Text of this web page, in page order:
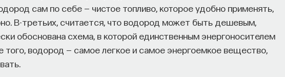
сам по себе — чистое топливо, которое удобно применять,
В-третьих, считается, что водород может быть дешевым,
обоснована схема, в которой единственным энергоносителем
того, водород — самое легкое и самое энергоемкое вещество,